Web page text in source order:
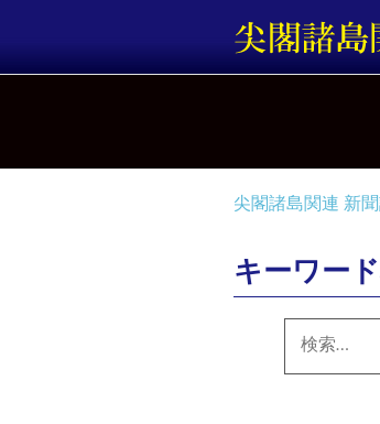
テ
ス
尖閣諸島関連 新
キーワー
索: